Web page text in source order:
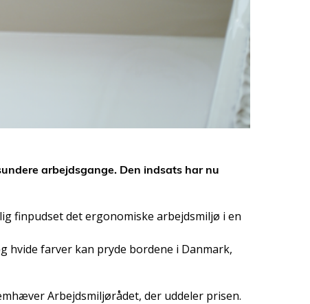
arbejdsgange. Den indsats har nu
finpudset det ergonomiske arbejdsmiljø i en
hvide farver kan pryde bordene i Danmark,
Arbejdsmiljørådet, der uddeler prisen.